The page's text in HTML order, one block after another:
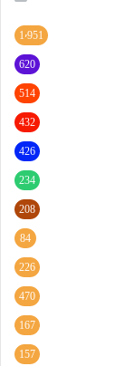
1٬951
620
514
432
426
234
208
84
226
470
167
157